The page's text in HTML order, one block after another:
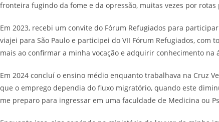
fronteira fugindo da fome e da opressão, muitas vezes por
Em 2023, recebi um convite do Fórum Refugiados para
viajei para São Paulo e participei do VII Fórum Refugiados, com
mais ao confirmar a minha vocação e adquirir conhecimento
Em 2024 concluí o ensino médio enquanto trabalhava na Cruz
que o emprego dependia do fluxo migratório, quando este
me preparo para ingressar em uma faculdade de Medicina ou